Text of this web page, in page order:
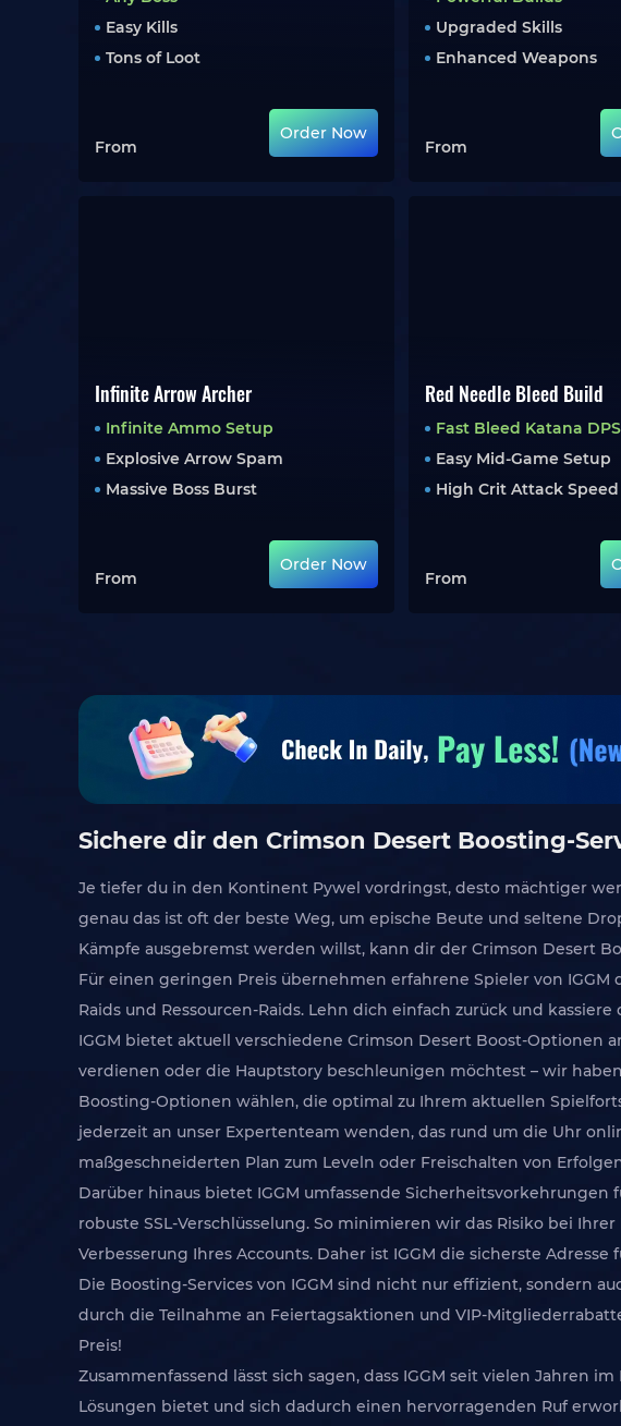
Easy Kills
Tons of Loot
From
Order Now
Upgraded Skills
Enhanced Weapons
From
Infinite Arrow Archer
Infinite Ammo Setup
Explosive Arrow Spam
Massive Boss Burst
From
Order Now
Red Needle Bleed Build
Fast Bleed Katana DPS
Easy Mid-Game Setup
High Crit Attack Speed
From
Sichere dir den Crimson Desert Boosting-
Je tiefer du in den Kontinent Pywel vordringst, desto mächtiger
genau das ist oft der beste Weg, um epische Beute und seltene
Kämpfe ausgebremst werden willst, kann dir der Crimson Desert
Für einen geringen Preis übernehmen erfahrene Spieler von
Raids und Ressourcen-Raids. Lehn dich einfach zurück und
IGGM bietet aktuell verschiedene Crimson Desert Boost-Optionen
verdienen oder die Hauptstory beschleunigen möchtest – wir
Boosting-Optionen wählen, die optimal zu Ihrem aktuellen
jederzeit an unser Expertenteam wenden, das rund um die Uhr
maßgeschneiderten Plan zum Leveln oder Freischalten von
Darüber hinaus bietet IGGM umfassende
robuste SSL-Verschlüsselung. So minimieren wir das Risiko bei
Verbesserung Ihres Accounts. Daher ist IGGM die sicherste
Die Boosting-Services von IGGM sind nicht nur effizient, sondern
durch die Teilnahme an Feiertagsaktionen und VIP-
Preis!
Zusammenfassend lässt sich sagen, dass IGGM seit vielen Jahren
Lösungen bietet und sich dadurch einen hervorragenden Ruf